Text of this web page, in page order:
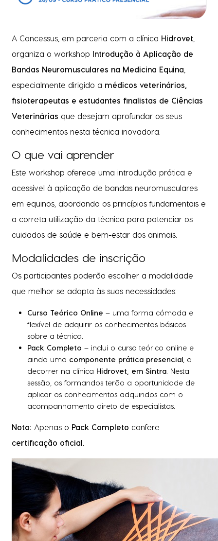
A Concessus, em parceria com a clínica Hidrovet
organiza o workshop Introdução à Aplicação de
Bandas Neuromusculares na Medicina Equina
especialmente dirigido a médicos veterinários,
fisioterapeutas e estudantes finalistas de Ciências
Veterinárias que desejam aprofundar os seus
conhecimentos nesta técnica inovadora.
O que vai aprender
Este workshop oferece uma introdução prática e
acessível à aplicação de bandas neuromusculares
em equinos, abordando os princípios fundamentais e
a correta utilização da técnica para potenciar os
cuidados de saúde e bem-estar dos animais.
Modalidades de inscrição
Os participantes poderão escolher a modalidade
que melhor se adapta às suas necessidades:
Curso Teórico Online – uma forma cómoda e
flexível de adquirir os conhecimentos básicos
sobre a técnica.
Pack Completo – inclui o curso teórico online e
ainda uma componente prática presencial , a
decorrer na clínica Hidrovet, em Sintra . Nesta
sessão, os formandos terão a oportunidade de
aplicar os conhecimentos adquiridos com o
acompanhamento direto de especialistas.
Nota: Apenas o Pack Completo confere
certificação oficial